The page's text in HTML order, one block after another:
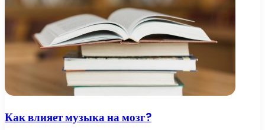
Как влияет музыка на мозг?